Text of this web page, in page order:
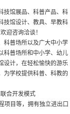
技馆展品、科普产品、科
技馆设计、教具、早教科
迎咨询洽谈！
科普场所以及广大中小学
科普场所和中小学、幼儿
设计，在轻松愉快的游乐
为学校提供科普、科教的
合开发模式
项目等，拥有独立进出口